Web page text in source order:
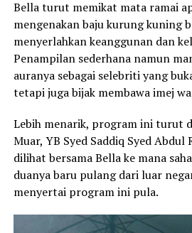
Bella turut memikat mata ramai
mengenakan baju kurung kuning
menyerlahkan keanggunan dan
Penampilan sederhana namun
auranya sebagai selebriti yang
tetapi juga bijak membawa imej
Lebih menarik, program ini turut
Muar, YB Syed Saddiq Syed Abdul
dilihat bersama Bella ke mana
duanya baru pulang dari luar
menyertai program ini pula.